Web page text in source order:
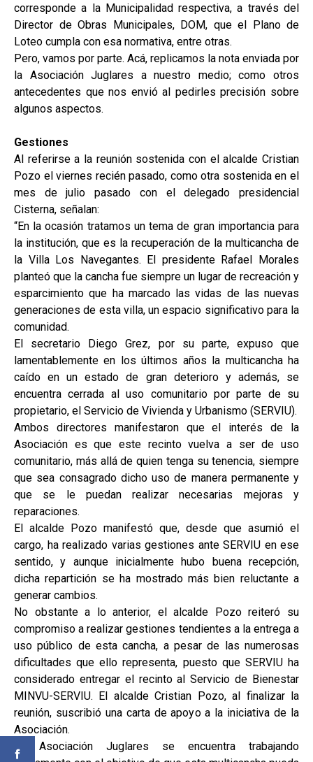
corresponde a la Municipalidad respectiva, a través del
Director de Obras Municipales, DOM, que el Plano de
Loteo cumpla con esa normativa, entre otras.
Pero, vamos por parte. Acá, replicamos la nota enviada por
la Asociación Juglares a nuestro medio; como otros
antecedentes que nos envió al pedirles precisión sobre
algunos aspectos.
Gestiones
Al referirse a la reunión sostenida con el alcalde Cristian
Pozo el viernes recién pasado, como otra sostenida en el
mes de julio pasado con el delegado presidencial
Cisterna, señalan:
“En la ocasión tratamos un tema de gran importancia para
la institución, que es la recuperación de la multicancha de
la Villa Los Navegantes. El presidente Rafael Morales
planteó que la cancha fue siempre un lugar de recreación y
esparcimiento que ha marcado las vidas de las nuevas
generaciones de esta villa, un espacio significativo para la
comunidad.
El secretario Diego Grez, por su parte, expuso que
lamentablemente en los últimos años la multicancha ha
caído en un estado de gran deterioro y además, se
encuentra cerrada al uso comunitario por parte de su
propietario, el Servicio de Vivienda y Urbanismo (SERVIU).
Ambos directores manifestaron que el interés de la
Asociación es que este recinto vuelva a ser de uso
comunitario, más allá de quien tenga su tenencia, siempre
que sea consagrado dicho uso de manera permanente y
que se le puedan realizar necesarias mejoras y
reparaciones.
El alcalde Pozo manifestó que, desde que asumió el
cargo, ha realizado varias gestiones ante SERVIU en ese
sentido, y aunque inicialmente hubo buena recepción,
dicha repartición se ha mostrado más bien reluctante a
generar cambios.
No obstante a lo anterior, el alcalde Pozo reiteró su
compromiso a realizar gestiones tendientes a la entrega a
uso público de esta cancha, a pesar de las numerosas
dificultades que ello representa, puesto que SERVIU ha
considerado entregar el recinto al Servicio de Bienestar
MINVU-SERVIU. El alcalde Cristian Pozo, al finalizar la
reunión, suscribió una carta de apoyo a la iniciativa de la
Asociación.
La Asociación Juglares se encuentra trabajando